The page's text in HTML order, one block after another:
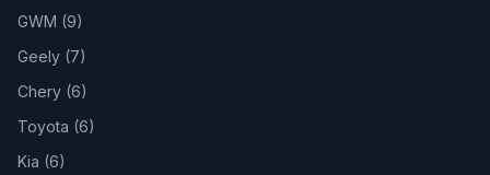
GWM (9)
Geely (7)
Chery (6)
Toyota (6)
Kia (6)